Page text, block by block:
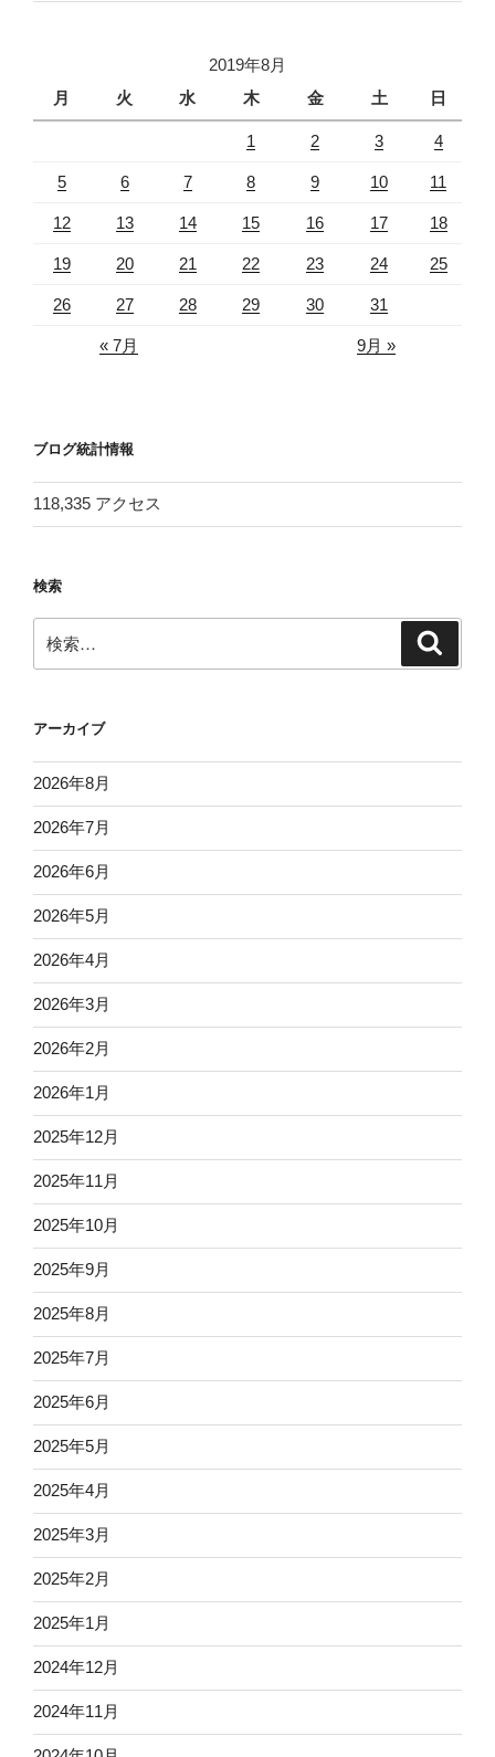
2019年8月
月
火 水 木 金 土 日
1 2 3 4
5 6 7 8 9 10 11
12 13 14 15 16 17 18
19 20 21 22 23 24 25
26 27 28 29 30 31
« 7月 9月 »
ブログ統計情報
118,335 アクセス
検索
索:
アーカイブ
2026年8月
2026年7月
2026年6月
2026年5月
2026年4月
2026年3月
2026年2月
2026年1月
2025年12月
2025年11月
2025年10月
2025年9月
2025年8月
2025年7月
2025年6月
2025年5月
2025年4月
2025年3月
2025年2月
2025年1月
2024年12月
2024年11月